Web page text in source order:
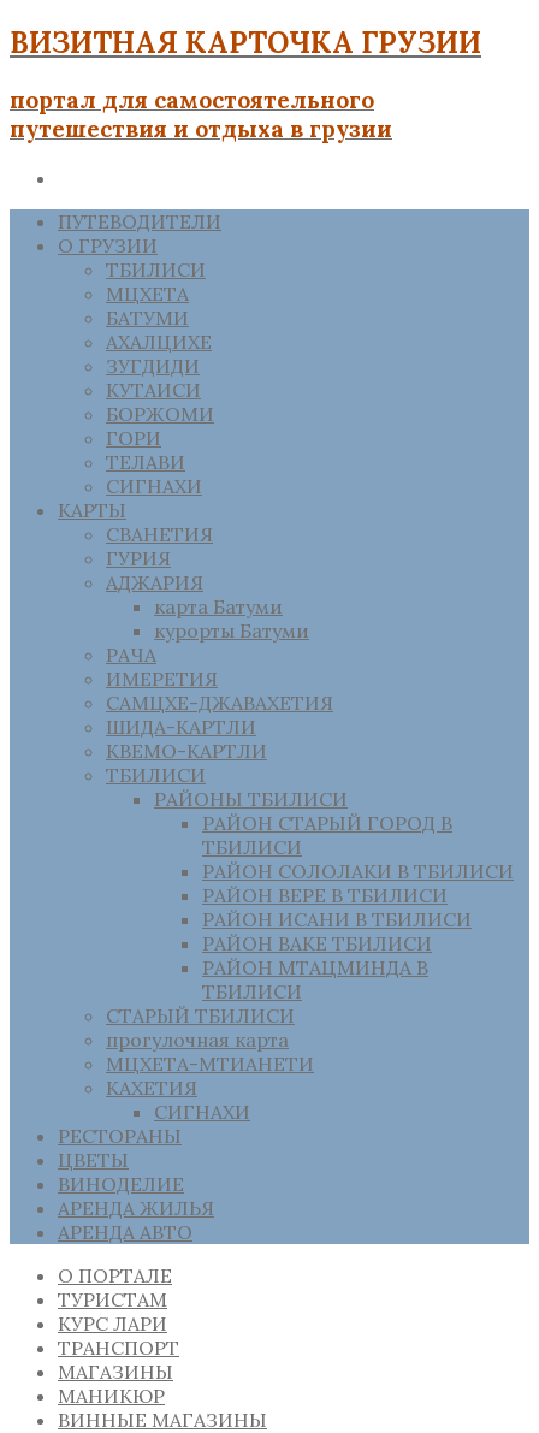
ВИЗИТНАЯ КАРТОЧКА ГРУЗИИ
портал для самостоятельного
путешествия и отдыха в грузии
ПУТЕВОДИТЕЛИ
О ГРУЗИИ
ТБИЛИСИ
МЦХЕТА
БАТУМИ
АХАЛЦИХЕ
ЗУГДИДИ
КУТАИСИ
БОРЖОМИ
ГОРИ
ТЕЛАВИ
СИГНАХИ
КАРТЫ
СВАНЕТИЯ
ГУРИЯ
АДЖАРИЯ
карта Батуми
курорты Батуми
РАЧА
ИМЕРЕТИЯ
САМЦХЕ-ДЖАВАХЕТИЯ
ШИДА-КАРТЛИ
КВЕМО-КАРТЛИ
ТБИЛИСИ
РАЙОНЫ ТБИЛИСИ
РАЙОН СТАРЫЙ ГОРОД В
ТБИЛИСИ
РАЙОН СОЛОЛАКИ В ТБИЛИСИ
РАЙОН ВЕРЕ В ТБИЛИСИ
РАЙОН ИСАНИ В ТБИЛИСИ
РАЙОН ВАКЕ ТБИЛИСИ
РАЙОН МТАЦМИНДА В
ТБИЛИСИ
СТАРЫЙ ТБИЛИСИ
прогулочная карта
МЦХЕТА-МТИАНЕТИ
КАХЕТИЯ
СИГНАХИ
РЕСТОРАНЫ
ЦВЕТЫ
ВИНОДЕЛИЕ
АРЕНДА ЖИЛЬЯ
АРЕНДА АВТО
О ПОРТАЛЕ
ТУРИСТАМ
КУРС ЛАРИ
ТРАНСПОРТ
МАГАЗИНЫ
МАНИКЮР
ВИННЫЕ МАГАЗИНЫ